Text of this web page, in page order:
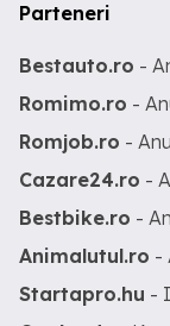
Parteneri
Bestauto.ro -
Romimo.ro -
Romjob.ro -
Cazare24.ro -
Bestbike.ro -
Animalutul.ro -
Startapro.hu -